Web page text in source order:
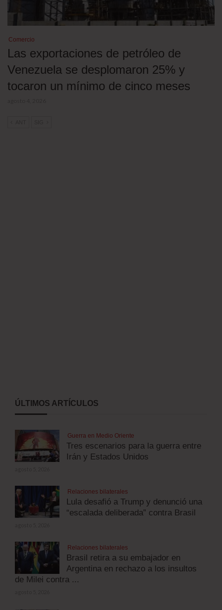
Comercio
Las exportaciones de petróleo de
Venezuela se desplomaron 25% y
tocaron un mínimo de cinco meses
ÚLTIMOS ARTÍCULOS
Guerra en Medio Oriente
Tres escenarios para la guerra entre
Irán y Estados Unidos
Relaciones bilaterales
Lula desafió a Trump y denunció una
“escalada deliberada” contra Brasil
Relaciones bilaterales
Brasil retira a su embajador en
Argentina en rechazo a los insultos
de Milei contra ...